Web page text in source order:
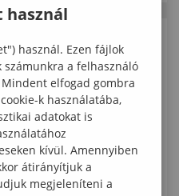
– a
hatások –
Nyári
használ. Ezen fájlok
a felhasználó
elfogad gombra
k használatába,
adatokat is
kívül. Amennyiben
átirányítjuk a
megjeleníteni a